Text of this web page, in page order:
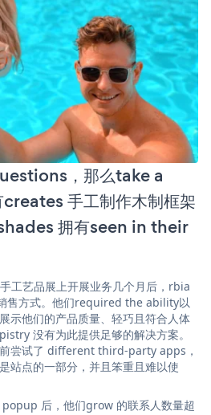
，那么take a
手工制作木制框架
拥有seen in their
工艺品展上开展业务几个月后，rbia
售方式。他们required the ability以
示他们的产品质量、轻巧且符合人体
没有为此提供足够的解决方案。
尝试了 different third-party apps，
站点的一部分，并且笨重且难以使
后，他们grow 的联系人数量超